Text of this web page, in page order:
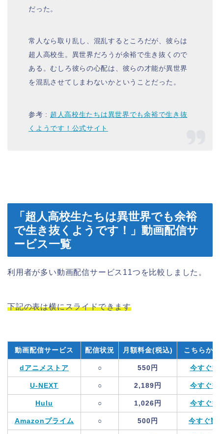
だった。
常人なら取り乱し、混乱するところだが、彼らは
超人高校生。異世界だろうが余裕で生き抜くので
ある。むしろ彼らの心配は、彼らの才能が異世界
を混乱させてしまわないかということだった。
参考 : 超人高校生たちは異世界でも余裕で生き抜
くようです！公式サイト
「超人高校生たちは異世界でも余裕
で生き抜くようです！」動画配信サ
ービス一覧
利用者が多い動画配信サービス11つを比較しました。
下記の表は横にスライドできます
動画配信サービス 配信状況 月額料金(税込) こちらか
dアニメストア ○ 550円 今すぐ
U-NEXT ○ 2,189円 今すぐ
Hulu ○ 1,026円 今すぐ
Amazonプライム ○ 500円 今すぐ観